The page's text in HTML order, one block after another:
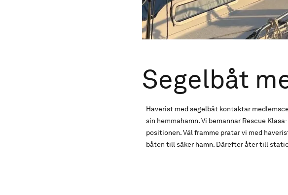
Segelbåt
Haverist med segelbåt kontaktar
sin hemmahamn. Vi bemannar Rescue
positionen. Väl framme pratar vi med
båten till säker hamn. Därefter åter till